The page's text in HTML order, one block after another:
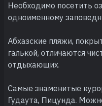
Необходимо посетить
одноименному
Абхазские пляжи,
галькой, отличаются
отдыхающих.
Самые знаменитые
Гудаута, Пицунда.